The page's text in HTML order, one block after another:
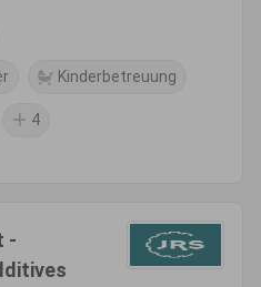
Kinderbetreuung
4
-